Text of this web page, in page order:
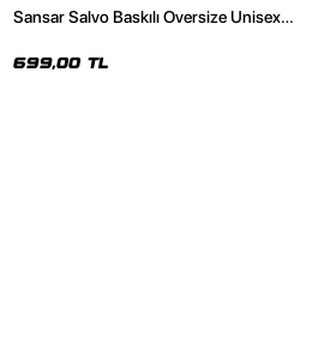
Sansar Salvo Baskılı Oversize Unisex
699,00 TL